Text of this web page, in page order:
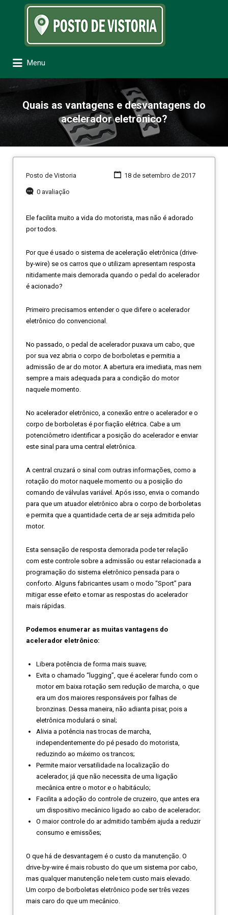
Procurar:
Menu
Quais as vantagens e desvantagens do
acelerador eletrônico?
Posto de Vistoria 18 de setembro de 2017
0 avaliação
Ele facilita muito a vida do motorista, mas não é adorado
por todos.
Por que é usado o sistema de aceleração eletrônica (drive-
by-wire) se os carros que o utilizam apresentam resposta
nitidamente mais demorada quando o pedal do acelerador
é acionado?
Primeiro precisamos entender o que difere o acelerador
eletrônico do convencional.
No passado, o pedal de acelerador puxava um cabo, que
por sua vez abria o corpo de borboletas e permitia a
admissão de ar do motor. A abertura era imediata, mas nem
sempre a mais adequada para a condição do motor
naquele momento.
No acelerador eletrônico, a conexão entre o acelerador e o
corpo de borboletas é por fiação elétrica. Cabe a um
potenciômetro identificar a posição do acelerador e enviar
este sinal para uma central eletrônica.
A central cruzará o sinal com outras informações, como a
rotação do motor naquele momento ou a posição do
comando de válvulas variável. Após isso, envia o comando
para que um atuador eletrônico abra o corpo de borboletas
e permita que a quantidade certa de ar seja admitida pelo
motor.
Esta sensação de resposta demorada pode ter relação
com este controle sobre a admissão ou estar relacionada a
programação do sistema eletrônico pensada para o
conforto. Alguns fabricantes usam o modo “Sport” para
mitigar esse efeito e tornar as respostas do acelerador
mais rápidas.
Podemos enumerar as muitas vantagens do
acelerador eletrônico:
Libera potência de forma mais suave;
Evita o chamado “lugging”, que é acelerar fundo com o
motor em baixa rotação sem redução de marcha, o que
era um dos maiores responsáveis por falhas de
bronzinas. Dessa maneira, não adianta pisar, pois a
eletrônica modulará o sinal;
Alivia a potência nas trocas de marcha,
independentemente do pé pesado do motorista,
reduzindo ao máximo os trancos;
Permite maior versatilidade na localização do
acelerador, já que não necessita de uma ligação
mecânica entre o motor e o habitáculo;
Facilita a adoção do controle de cruzeiro, que antes era
um dispositivo mecânico ligado ao cabo de acelerador;
O maior controle do ar admitido também ajuda a reduzir
consumo e emissões;
O que há de desvantagem é o custo da manutenção. O
drive-by-wire é mais robusto do que um sistema por cabo,
mas qualquer manutenção nele tem custo mais elevado.
Um corpo de borboletas eletrônico pode ser três vezes
mais caro do que um mecânico.